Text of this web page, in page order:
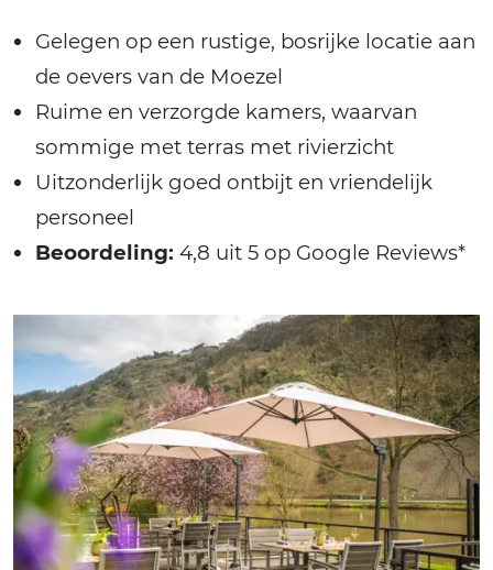
Gelegen op een rustige, bosrijke locatie aan
de oevers van de Moezel
Ruime en verzorgde kamers, waarvan
sommige met terras met rivierzicht
Uitzonderlijk goed ontbijt en vriendelijk
personeel
Beoordeling: 4,8 uit 5 op Google Reviews*